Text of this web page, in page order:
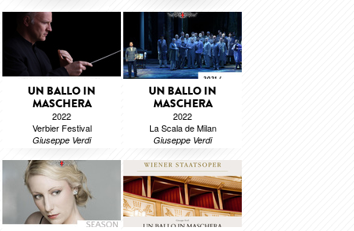
UN BALLO IN
MASCHERA
2022
Verbier Festival
Giuseppe Verdi
UN BALLO IN
MASCHERA
2022
La Scala de Milan
Giuseppe Verdi